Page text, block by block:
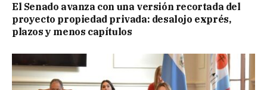
El Senado avanza con una versión recortada del
proyecto propiedad privada: desalojo exprés,
plazos y menos capítulos